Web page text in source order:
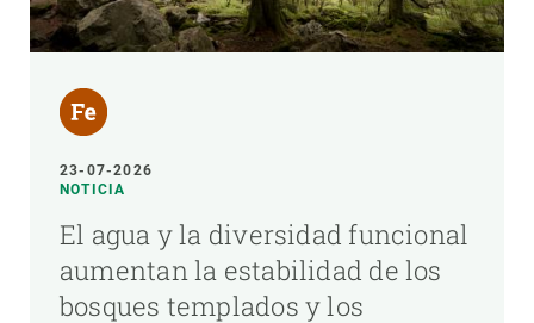
23-07-2026
NOTICIA
El agua y la diversidad funcional
aumentan la estabilidad de los
bosques templados y los